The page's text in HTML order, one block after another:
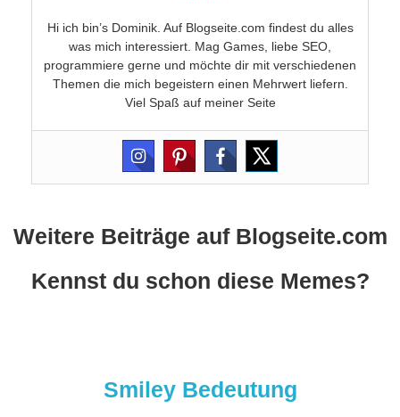
Hi ich bin’s Dominik. Auf Blogseite.com findest du alles
was mich interessiert. Mag Games, liebe SEO,
programmiere gerne und möchte dir mit verschiedenen
Themen die mich begeistern einen Mehrwert liefern.
Viel Spaß auf meiner Seite
Weitere Beiträge auf Blogseite.com
Kennst du schon diese Memes?
Smiley Bedeutung